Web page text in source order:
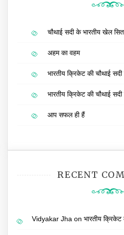
चौथाई सदी के भारतीय खेल
अहम का वहम
भारतीय क्रिकेट की चौथाई
भारतीय क्रिकेट की चौथाई
आप सफल ही हैं
RECENT
Vidyakar Jha on भारतीय